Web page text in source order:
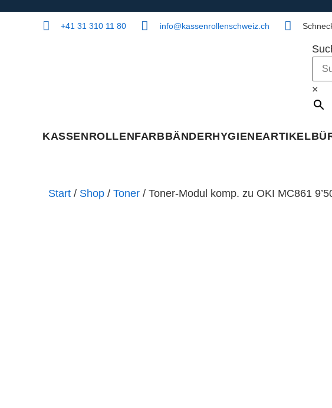
+41 31 310 11 80 info@kassenrollenschweiz.ch
×
KASSENROLLENFARBBÄNDERHYGIENEARTIKEL
Start / Shop / Toner / Toner-Modul komp. zu OKI MC861